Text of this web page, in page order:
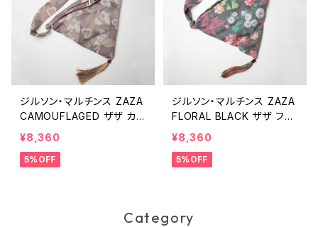
ジルソン・マルチンス ZAZA
CAMOUFLAGED ザザ カモ
フラージュ
¥8,360
5%OFF
ジルソン・マルチンス ZAZA
FLORAL BLACK ザザ フロ
ーラル ブラック
¥8,360
5%OFF
Category